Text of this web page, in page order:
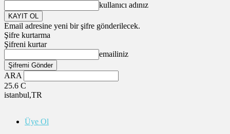
kullanıcı adınız
Email adresine yeni bir şifre gönderilecek.
Şifre kurtarma
Şifreni kurtar
emailiniz
ARA
25.6 C
istanbul,TR
Üye Ol